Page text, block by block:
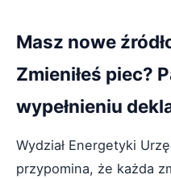
Masz nowe
Zmieniłeś piec?
wypełnieniu
Wydział Energetyki
przypomina, że każda